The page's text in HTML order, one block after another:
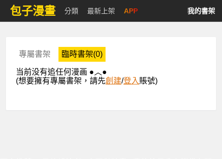
包子漫畫 分類 最新上架 APP 我的書架
專屬書架 臨時書架(0)
当前没有追任何漫画 ●︿●
(想要擁有專屬書架，請先創建/登入 賬號)